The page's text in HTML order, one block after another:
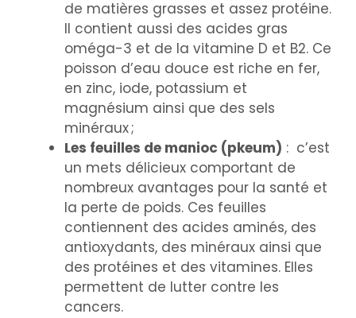
de matières grasses et assez protéine.
Il contient aussi des acides gras
oméga-3 et de la vitamine D et B2. Ce
poisson d’eau douce est riche en fer,
en zinc, iode, potassium et
magnésium ainsi que des sels
minéraux ;
Les feuilles de manioc (pkeum) : c’est
un mets délicieux comportant de
nombreux avantages pour la santé et
la perte de poids. Ces feuilles
contiennent des acides aminés, des
antioxydants, des minéraux ainsi que
des protéines et des vitamines. Elles
permettent de lutter contre les
cancers.